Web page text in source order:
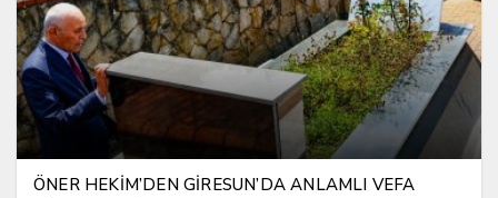
ÖNER HEKİM’DEN GİRESUN’DA ANLAMLI VEFA